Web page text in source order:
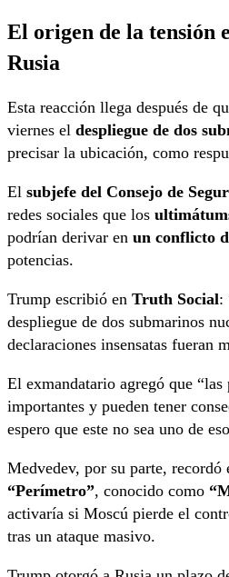
El origen de la tensión
Rusia
Esta reacción llega después de
viernes el despliegue de dos
precisar la ubicación, como
El subjefe del Consejo de
redes sociales que los
podrían derivar en un conflicto
potencias.
Trump escribió en Truth Social:
despliegue de dos submarinos
declaraciones insensatas fueran
El exmandatario agregó que “las
importantes y pueden tener
espero que este no sea uno de
Medvedev, por su parte, recordó
“Perímetro”, conocido como
activaría si Moscú pierde el
tras un ataque masivo.